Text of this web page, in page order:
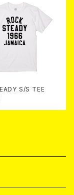
S/S TEE